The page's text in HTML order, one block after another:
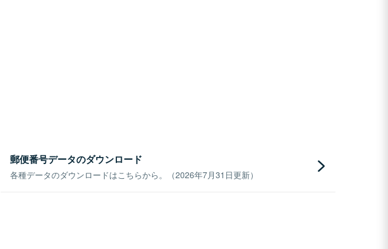
郵便番号データのダウンロード
各種データのダウンロードはこちらから。（2026年7月31日更新）